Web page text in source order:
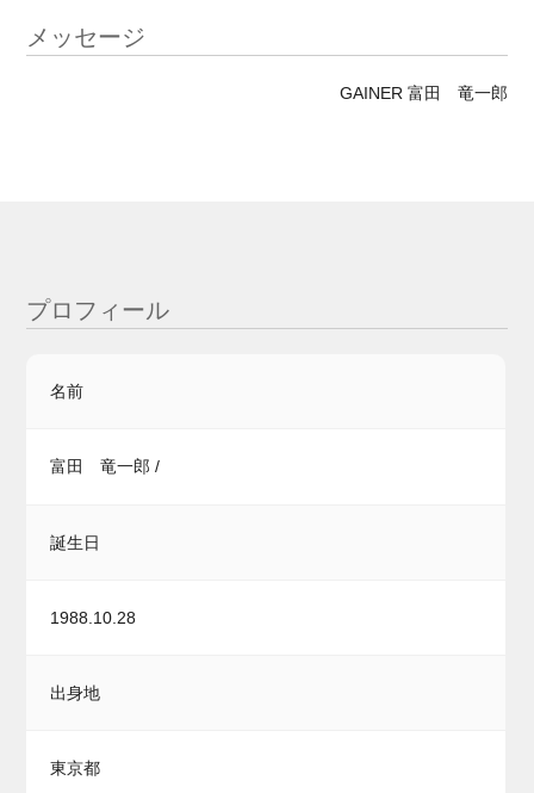
メッセージ
GAINER 富田 竜一郎
プロフィール
名前
富田 竜一郎 /
誕生日
1988.10.28
出身地
東京都